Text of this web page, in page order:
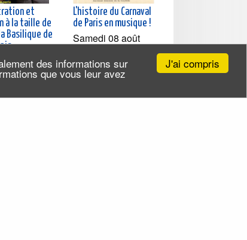
J'ai compris
des informations sur
que vous leur avez
et
à la taille de
Basilique de
août
10 autres
L'histoire du Carnaval
de Paris en musique !
Samedi 08 août
date)